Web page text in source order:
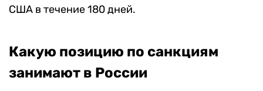
США в течение 180 дней.
Какую позицию по санкциям
занимают в России